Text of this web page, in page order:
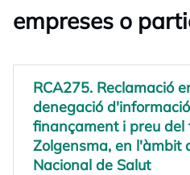
empreses o
RCA275. Reclamació
denegació
finançament i preu
Zolgensma, en l'àmbit
Nacional de Salut